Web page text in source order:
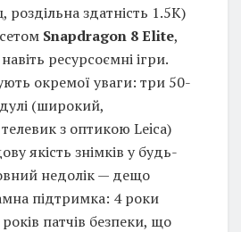
здатність 1.5K)
Snapdragon 8 Elite,
ресурсоємні ігри.
окремої уваги: три 50-
(широкий,
з оптикою Leica)
якість знімків у будь-
недолік — дещо
підтримка: 4 роки
патчів безпеки, що